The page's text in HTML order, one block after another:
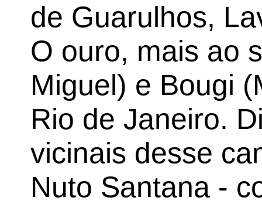
de Guarulhos,
O ouro, mais ao
Miguel) e Bougi
Rio de Janeiro.
vicinais desse
Nuto Santana -